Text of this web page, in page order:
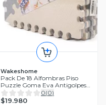
Wakeshome
Pack De 18 Alfombras Piso
Puzzle Goma Eva Antigolpes
36x36cm
0(0)
$19.980